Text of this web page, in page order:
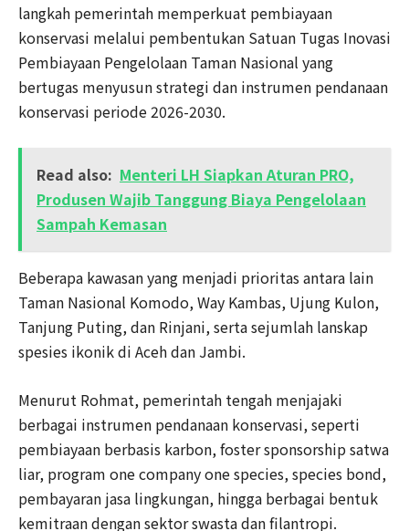
langkah pemerintah memperkuat pembiayaan
konservasi melalui pembentukan Satuan Tugas Inovasi
Pembiayaan Pengelolaan Taman Nasional yang
bertugas menyusun strategi dan instrumen pendanaan
konservasi periode 2026-2030.
Read also: Menteri LH Siapkan Aturan PRO,
Produsen Wajib Tanggung Biaya Pengelolaan
Sampah Kemasan
Beberapa kawasan yang menjadi prioritas antara lain
Taman Nasional Komodo, Way Kambas, Ujung Kulon,
Tanjung Puting, dan Rinjani, serta sejumlah lanskap
spesies ikonik di Aceh dan Jambi.
Menurut Rohmat, pemerintah tengah menjajaki
berbagai instrumen pendanaan konservasi, seperti
pembiayaan berbasis karbon, foster sponsorship satwa
liar, program one company one species, species bond,
pembayaran jasa lingkungan, hingga berbagai bentuk
kemitraan dengan sektor swasta dan filantropi.